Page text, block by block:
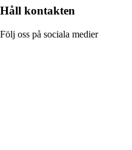
Håll kontakten
Följ oss på sociala medier